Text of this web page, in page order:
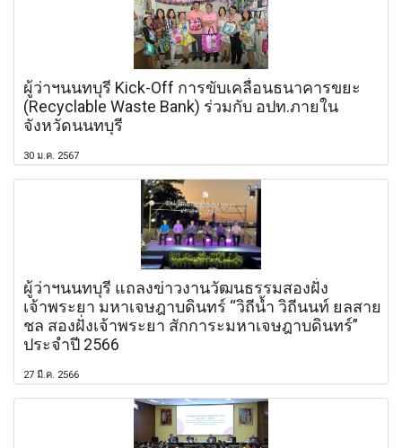
ผู้ว่าฯนนทบุรี Kick-Off การขับเคลื่อนธนาคารขยะ
(Recyclable Waste Bank) ร่วมกับ อปท.ภายใน
จังหวัดนนทบุรี
30 ม.ค. 2567
ผู้ว่าฯนนทบุรี แถลงข่าวงานวัฒนธรรมสองฝั่ง
เจ้าพระยา มหาเจษฎาบดินทร์ “วิถีน้ำ วิถีนนท์ ยลสาย
ชล สองฝั่งเจ้าพระยา สักการะมหาเจษฎาบดินทร์”
ประจำปี 2566
27 มี.ค. 2566